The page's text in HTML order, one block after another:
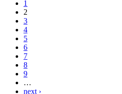
1
2
3
4
5
6
7
8
9
…
next ›